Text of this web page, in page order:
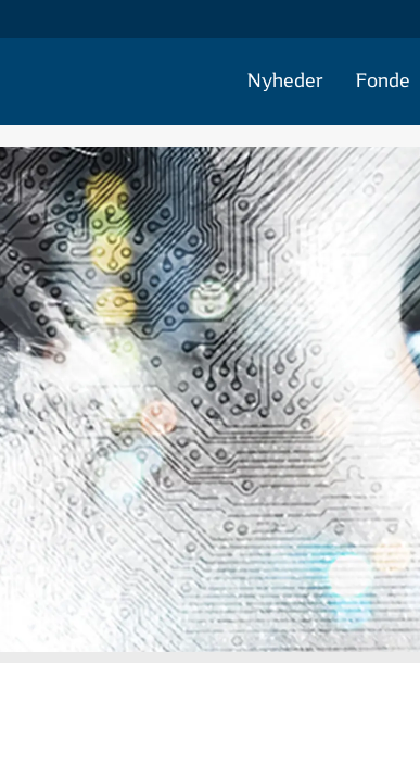
Nyheder Fonde